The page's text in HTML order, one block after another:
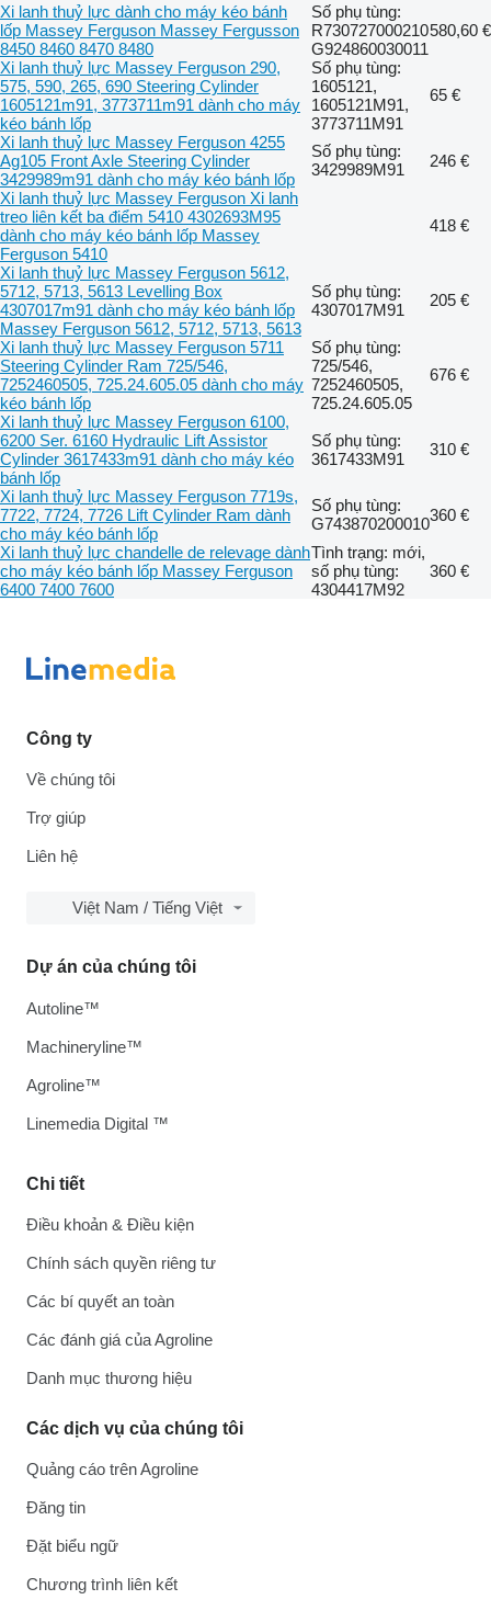
Xi lanh thuỷ lực dành cho máy kéo bánh
lốp Massey Ferguson Massey Fergusson
8450 8460 8470 8480
Số phụ tùng:
R730727000210
G924860030011
580,60 €
Xi lanh thuỷ lực Massey Ferguson 290,
575, 590, 265, 690 Steering Cylinder
1605121m91, 3773711m91 dành cho máy
kéo bánh lốp
Số phụ tùng:
1605121,
1605121M91,
3773711M91
65 €
Xi lanh thuỷ lực Massey Ferguson 4255
Ag105 Front Axle Steering Cylinder
3429989m91 dành cho máy kéo bánh lốp
Số phụ tùng:
3429989M91
246 €
Xi lanh thuỷ lực Massey Ferguson Xi lanh
treo liên kết ba điểm 5410 4302693M95
dành cho máy kéo bánh lốp Massey
Ferguson 5410
418 €
Xi lanh thuỷ lực Massey Ferguson 5612,
5712, 5713, 5613 Levelling Box
4307017m91 dành cho máy kéo bánh lốp
Massey Ferguson 5612, 5712, 5713, 5613
Số phụ tùng:
4307017M91
205 €
Xi lanh thuỷ lực Massey Ferguson 5711
Steering Cylinder Ram 725/546,
7252460505, 725.24.605.05 dành cho máy
kéo bánh lốp
Số phụ tùng:
725/546,
7252460505,
725.24.605.05
676 €
Xi lanh thuỷ lực Massey Ferguson 6100,
6200 Ser. 6160 Hydraulic Lift Assistor
Cylinder 3617433m91 dành cho máy kéo
bánh lốp
Số phụ tùng:
3617433M91
310 €
Xi lanh thuỷ lực Massey Ferguson 7719s,
7722, 7724, 7726 Lift Cylinder Ram dành
cho máy kéo bánh lốp
Số phụ tùng:
G743870200010360 €
Xi lanh thuỷ lực chandelle de relevage dành
cho máy kéo bánh lốp Massey Ferguson
6400 7400 7600
Tình trạng: mới,
số phụ tùng:
4304417M92
360 €
Công ty
Về chúng tôi
Trợ giúp
Liên hệ
Việt Nam / Tiếng Việt
Chi tiết
Điều khoản & Điều kiện
Chính sách quyền riêng tư
Các bí quyết an toàn
Các đánh giá của Agroline
Danh mục thương hiệu
Các dịch vụ của chúng tôi
Quảng cáo trên Agroline
Đăng tin
Đặt biểu ngữ
Chương trình liên kết
Dự án của chúng tôi
Autoline™
Machineryline™
Agroline™
Linemedia Digital ™